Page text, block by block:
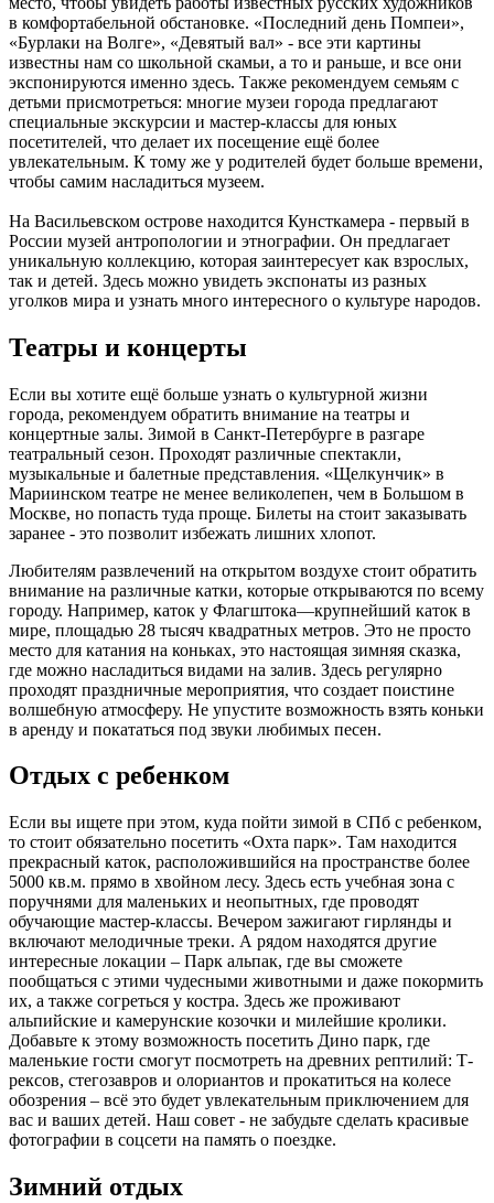
в комфортабельной обстановке. «Последний день Помпеи»,
«Бурлаки на Волге», «Девятый вал» - все эти картины
известны нам со школьной скамьи, а то и раньше, и все они
экспонируются именно здесь. Также рекомендуем семьям с
детьми присмотреться: многие музеи города предлагают
специальные экскурсии и мастер-классы для юных
посетителей, что делает их посещение ещё более
увлекательным. К тому же у родителей будет больше времени,
чтобы самим насладиться музеем.
На Васильевском острове находится Кунсткамера - первый в
России музей антропологии и этнографии. Он предлагает
уникальную коллекцию, которая заинтересует как взрослых,
так и детей. Здесь можно увидеть экспонаты из разных
уголков мира и узнать много интересного о культуре народов.
Театры и концерты
Если вы хотите ещё больше узнать о культурной жизни
города, рекомендуем обратить внимание на театры и
концертные залы. Зимой в Санкт-Петербурге в разгаре
театральный сезон. Проходят различные спектакли,
музыкальные и балетные представления. «Щелкунчик» в
Мариинском театре не менее великолепен, чем в Большом в
Москве, но попасть туда проще. Билеты на стоит заказывать
заранее - это позволит избежать лишних хлопот.
Любителям развлечений на открытом воздухе стоит обратить
внимание на различные катки, которые открываются по всему
городу. Например, каток у Флагштока—крупнейший каток в
мире, площадью 28 тысяч квадратных метров. Это не просто
место для катания на коньках, это настоящая зимняя сказка,
где можно насладиться видами на залив. Здесь регулярно
проходят праздничные мероприятия, что создает поистине
волшебную атмосферу. Не упустите возможность взять коньки
в аренду и покататься под звуки любимых песен.
Отдых с ребенком
Если вы ищете при этом, куда пойти зимой в СПб с ребенком,
то стоит обязательно посетить «Охта парк». Там находится
прекрасный каток, расположившийся на пространстве более
5000 кв.м. прямо в хвойном лесу. Здесь есть учебная зона с
поручнями для маленьких и неопытных, где проводят
обучающие мастер-классы. Вечером зажигают гирлянды и
включают мелодичные треки. А рядом находятся другие
интересные локации – Парк альпак, где вы сможете
пообщаться с этими чудесными животными и даже покормить
их, а также согреться у костра. Здесь же проживают
альпийские и камерунские козочки и милейшие кролики.
Добавьте к этому возможность посетить Дино парк, где
маленькие гости смогут посмотреть на древних рептилий: Т-
рексов, стегозавров и олориантов и прокатиться на колесе
обозрения – всё это будет увлекательным приключением для
вас и ваших детей. Наш совет - не забудьте сделать красивые
фотографии в соцсети на память о поездке.
Зимний отдых